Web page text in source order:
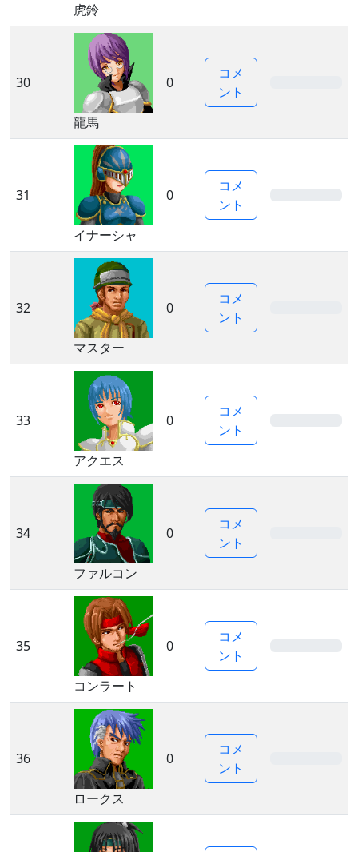
虎鈴
30
龍馬
0
コメ
ント
31
イナーシャ
0
コメ
ント
32
マスター
0
コメ
ント
33
アクエス
0
コメ
ント
34
ファルコン
0
コメ
ント
35
コンラート
0
コメ
ント
36
ロークス
0
コメ
ント